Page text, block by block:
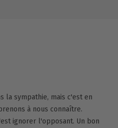
la sympathie, mais c'est en
à nous connaître.
ignorer l'opposant. Un bon